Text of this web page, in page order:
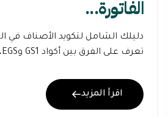
الفاتورة...
دليلك الشامل لتكويد الأصناف في
تعرف على الفرق بين أكواد GS1 وEGS، كيفية ربط الأكواد...
اقرأ المزيد